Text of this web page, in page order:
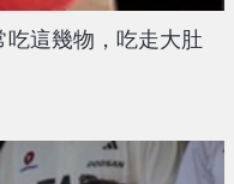
這幾物，吃走大肚